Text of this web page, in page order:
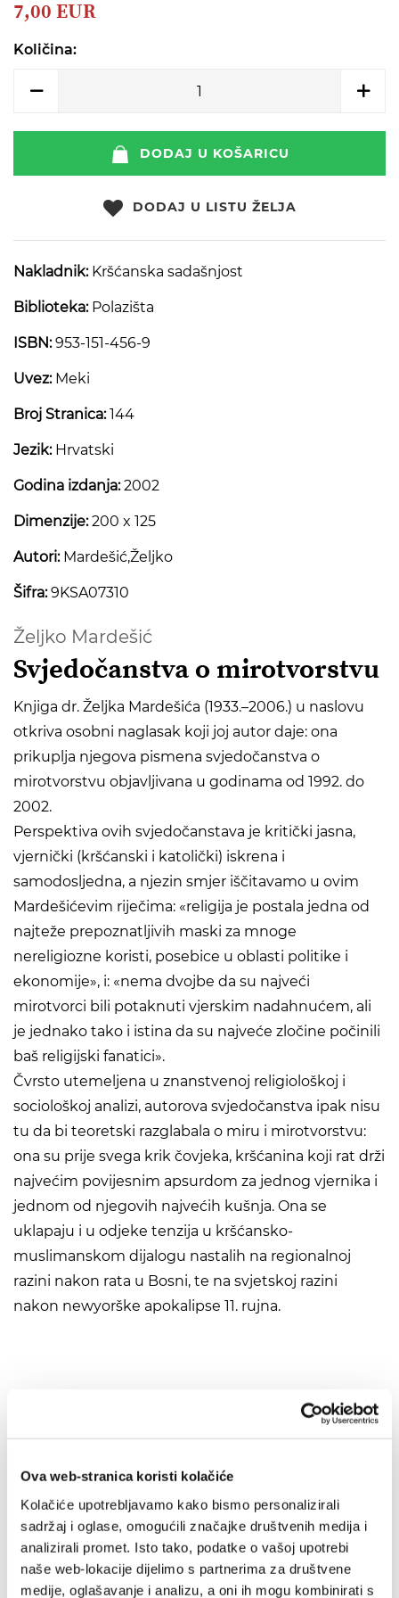
Ova web-stranica koristi kolačiće
Kolačiće upotrebljavamo kako bismo personalizirali
sadržaj i oglase, omogućili značajke društvenih medija i
analizirali promet. Isto tako, podatke o vašoj upotrebi
naše web-lokacije dijelimo s partnerima za društvene
medije, oglašavanje i analizu, a oni ih mogu kombinirati s
of
images
7,00 EUR
Količina:
DODAJ U KOŠARICU
DODAJ U LISTU ŽELJA
Nakladnik: Kršćanska sadašnjost
Biblioteka: Polazišta
ISBN:953-151-456-9
Uvez:Meki
Broj Stranica:144
Jezik:Hrvatski
Godina izdanja:2002
Dimenzije:200 x 125
Autori:Mardešić,Željko
Šifra:9KSA07310
Željko Mardešić
Svjedočanstva o mirotvorstvu
Knjiga dr. Željka Mardešića (1933.–2006.) u naslovu
otkriva osobni naglasak koji joj autor daje: ona
prikuplja njegova pismena svjedočanstva o
mirotvorstvu objavljivana u godinama od 1992. do
2002.
Perspektiva ovih svjedočanstava je kritički jasna,
vjernički (kršćanski i katolički) iskrena i
samodosljedna, a njezin smjer iščitavamo u ovim
Mardešićevim riječima: «religija je postala jedna od
najteže prepoznatljivih maski za mnoge
nereligiozne koristi, posebice u oblasti politike i
ekonomije», i: «nema dvojbe da su najveći
mirotvorci bili potaknuti vjerskim nadahnućem, ali
je jednako tako i istina da su najveće zločine počinili
baš religijski fanatici».
Čvrsto utemeljena u znanstvenoj religiološkoj i
sociološkoj analizi, autorova svjedočanstva ipak nisu
tu da bi teoretski razglabala o miru i mirotvorstvu:
ona su prije svega krik čovjeka, kršćanina koji rat drži
najvećim povijesnim apsurdom za jednog vjernika i
jednom od njegovih najvećih kušnja. Ona se
uklapaju i u odjeke tenzija u kršćansko-
muslimanskom dijalogu nastalih na regionalnoj
razini nakon rata u Bosni, te na svjetskoj razini
nakon newyorške apokalipse 11. rujna.
OD ISTOG AUTORA
IZ ISTE BIBLIOTEKE
OD ISTOG NAKLADNIKA